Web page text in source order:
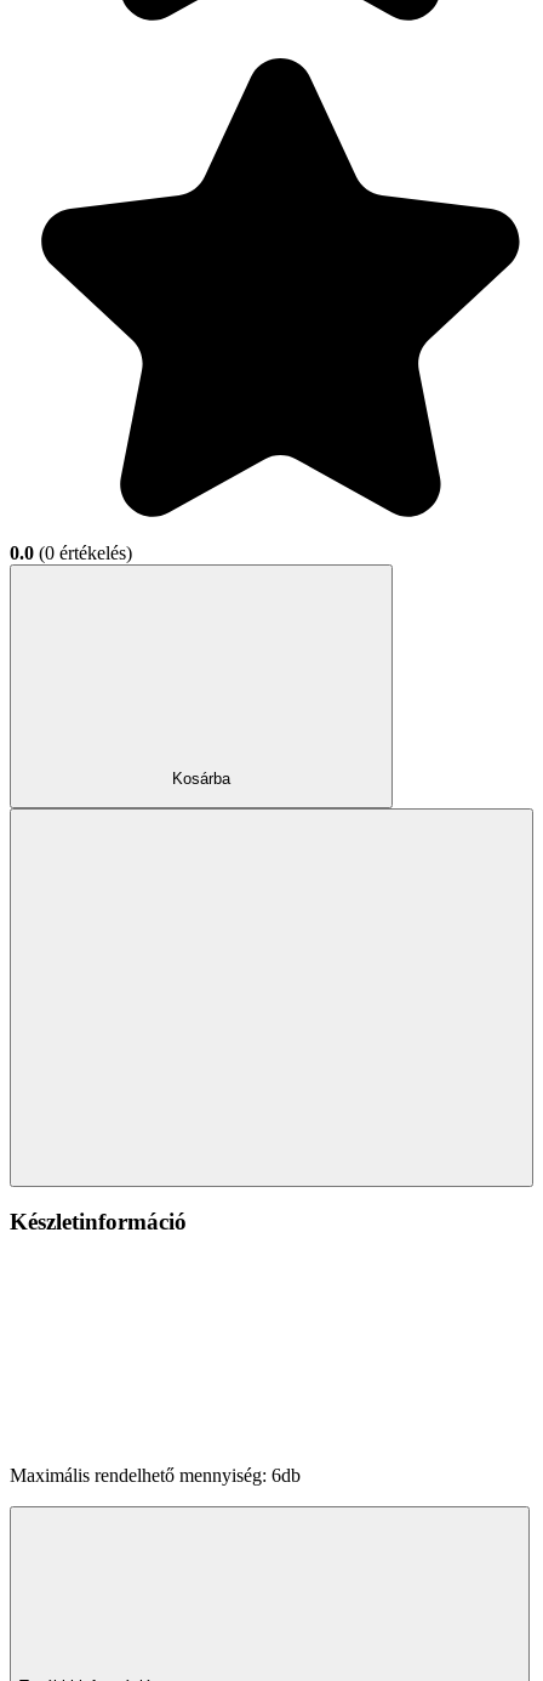
0.0 (0 értékelés)
Kosárba
Készletinformáció
Maximális rendelhető mennyiség: 6db